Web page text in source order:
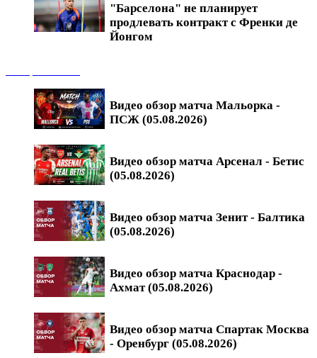
"Барселона" не планирует
продлевать контракт с Френки де
Йонгом
Видео обзор матча Мальорка -
ПСЖ (05.08.2026)
Видео обзор матча Арсенал - Бетис
(05.08.2026)
Видео обзор матча Зенит - Балтика
(05.08.2026)
Видео обзор матча Краснодар -
Ахмат (05.08.2026)
Видео обзор матча Спартак Москва
- Оренбург (05.08.2026)